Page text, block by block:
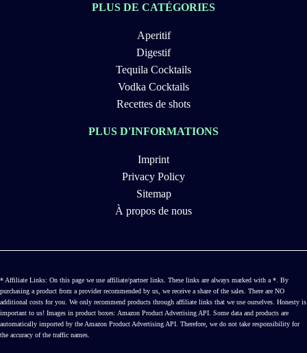
PLUS DE CATÉGORIES
Aperitif
Digestif
Tequila Cocktails
Vodka Cocktails
Recettes de shots
PLUS D'INFORMATIONS
Imprint
Privacy Policy
Sitemap
À propos de nous
* Affiliate Links: On this page we use affiliate/partner links. These links are always marked with a *. By
purchasing a product from a provider recommended by us, we receive a share of the sales. There are NO
additional costs for you. We only recommend products through affiliate links that we use ourselves. Honesty is
important to us! Images in product boxes: Amazon Product Advertising API. Some data and products are
automatically imported by the Amazon Product Advertising API. Therefore, we do not take responsibility for
the accuracy of the traffic names.